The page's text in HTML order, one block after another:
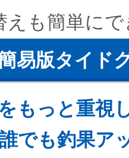
えも簡単に
易版タイド
もっと重視
でも釣果ア